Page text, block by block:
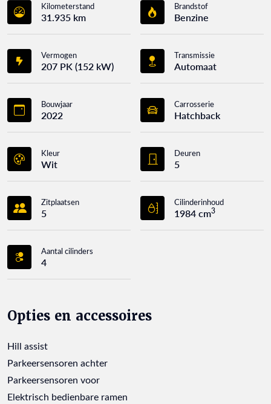
Kilometerstand
31.935 km
Brandstof
Benzine
Vermogen
207 PK (152 kW)
Transmissie
Automaat
Bouwjaar
2022
Carrosserie
Hatchback
Kleur
Wit
Deuren
5
Zitplaatsen
5
Cilinderinhoud
1984 cm3
Aantal cilinders
4
Opties en accessoires
Hill assist
Parkeersensoren achter
Parkeersensoren voor
Elektrisch bedienbare ramen